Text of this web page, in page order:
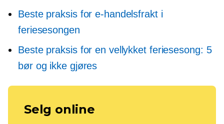
Beste praksis for e-handelsfrakt i
feriesesongen
Beste praksis for en vellykket feriesesong: 5
bør og ikke gjøres
Selg online